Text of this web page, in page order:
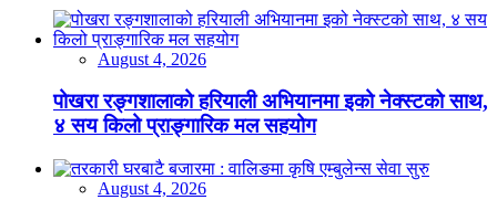
August 4, 2026
पोखरा रङ्गशालाको हरियाली अभियानमा इको नेक्स्टको साथ,
४ सय किलो प्राङ्गारिक मल सहयोग
August 4, 2026